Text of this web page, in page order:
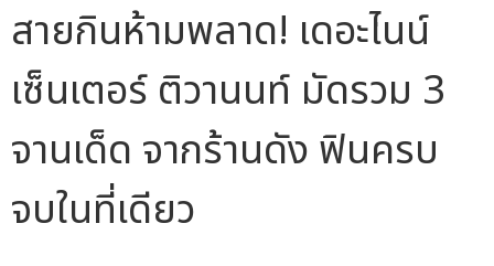
สายกินห้ามพลาด! เดอะไนน์
เซ็นเตอร์ ติวานนท์ มัดรวม 3
จานเด็ด จากร้านดัง ฟินครบ
จบในที่เดียว